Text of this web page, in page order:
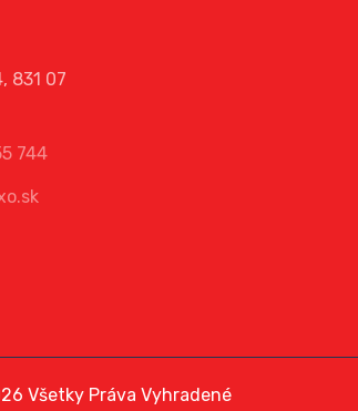
831 07
744
Všetky Práva Vyhradené